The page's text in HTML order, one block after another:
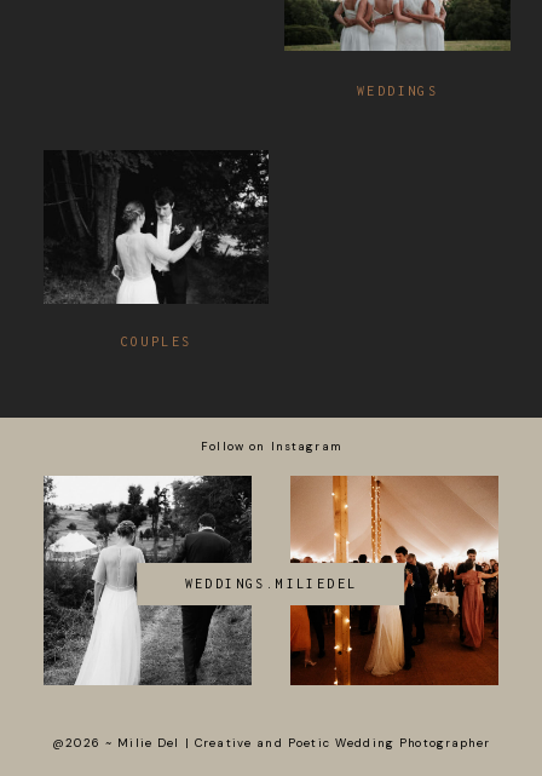
COUPLES
WEDDINGS
Follow on Instagram
WEDDINGS.MILIEDEL
@2026 ~ Milie Del | Creative and Poetic Wedding Photographer